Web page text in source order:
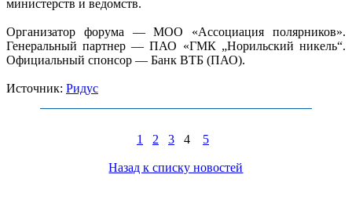
министерств и ведомств.
Организатор форума — МОО «Ассоциация полярников».
Генеральный партнер — ПАО «ГМК „Норильский никель“.
Официальный спонсор — Банк ВТБ (ПАО).
Источник: Ридус
1 2 3 4 5
Назад к списку новостей